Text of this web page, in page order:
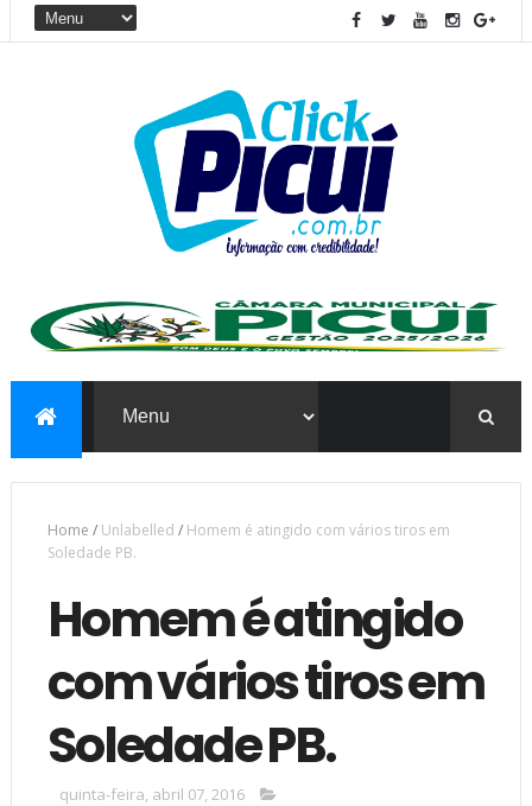
Home /Unlabelled / Homem é atingido com vários tiros em
Soledade PB.
Homem é atingido
com vários tiros em
Soledade PB.
quinta-feira, abril 07, 2016